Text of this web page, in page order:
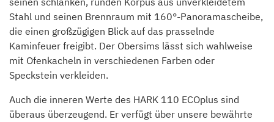
Stahl und seinen Brennraum mit 160°-Panoramascheibe,
die einen großzügigen Blick auf das prasselnde
Kaminfeuer freigibt. Der Obersims lässt sich wahlweise
mit Ofenkacheln in verschiedenen Farben oder
Speckstein verkleiden.
Auch die inneren Werte des HARK 110 ECOplus sind
überaus überzeugend. Er verfügt über unsere bewährte